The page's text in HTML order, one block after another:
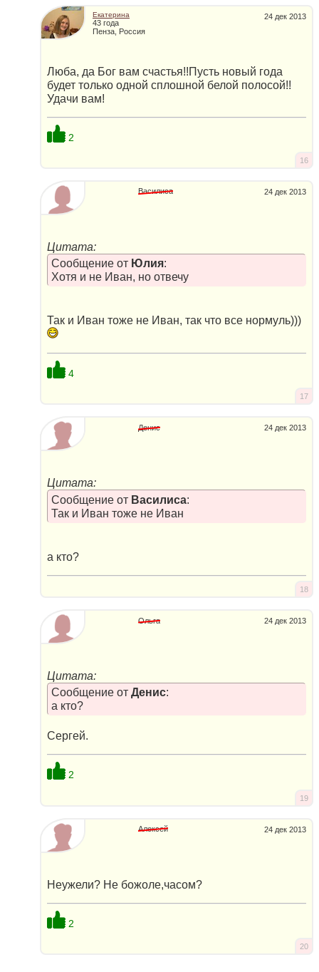
24 дек 2013
Екатерина
43 года
Пенза, Россия
Люба, да Бог вам счастья!!Пусть новый года
будет только одной сплошной белой полосой!!
Удачи вам!
2
16
24 дек 2013
Василиса
Цитата:
Сообщение от Юлия:
Хотя и не Иван, но отвечу
Так и Иван тоже не Иван, так что все нормуль)))
4
17
24 дек 2013
Денис
Цитата:
Сообщение от Василиса:
Так и Иван тоже не Иван
а кто?
18
24 дек 2013
Ольга
Цитата:
Сообщение от Денис:
а кто?
Сергей.
2
19
24 дек 2013
Алексей
Неужели? Не божоле,часом?
2
20